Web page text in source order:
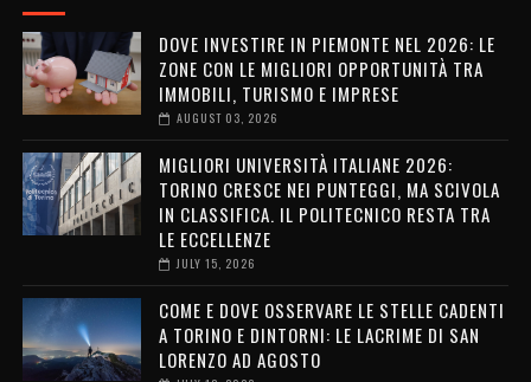
DOVE INVESTIRE IN PIEMONTE NEL 2026: LE
ZONE CON LE MIGLIORI OPPORTUNITÀ TRA
IMMOBILI, TURISMO E IMPRESE
AUGUST 03, 2026
MIGLIORI UNIVERSITÀ ITALIANE 2026:
TORINO CRESCE NEI PUNTEGGI, MA SCIVOLA
IN CLASSIFICA. IL POLITECNICO RESTA TRA
LE ECCELLENZE
JULY 15, 2026
COME E DOVE OSSERVARE LE STELLE CADENTI
A TORINO E DINTORNI: LE LACRIME DI SAN
LORENZO AD AGOSTO